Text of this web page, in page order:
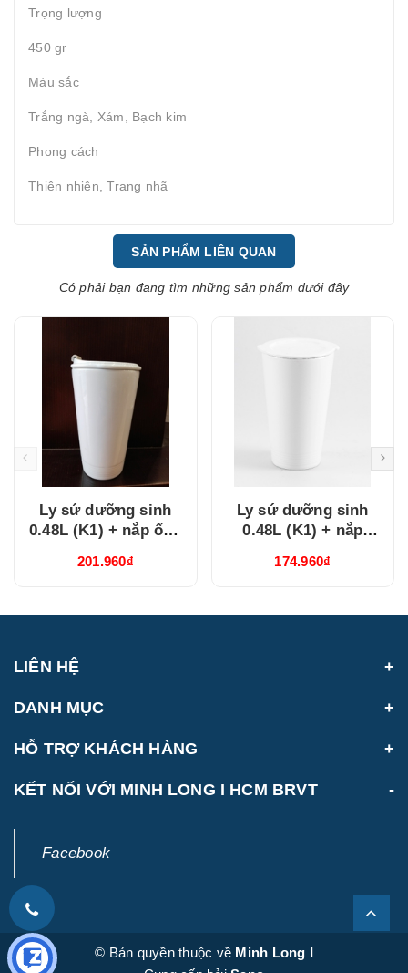
Trọng lượng
450 gr
Màu sắc
Trắng ngà, Xám, Bạch kim
Phong cách
Thiên nhiên, Trang nhã
SẢN PHẨM LIÊN QUAN
Có phải bạn đang tìm những sản phẩm dưới đây
Ly sứ dưỡng sinh
0.48L (K1) + nắp ống
(214888000H)
201.960₫
Ly sứ dưỡng sinh
0.48L (K1) + nắp
(214888000N)
174.960₫
LIÊN HỆ
DANH MỤC
HỖ TRỢ KHÁCH HÀNG
KẾT NỐI VỚI MINH LONG I HCM BRVT
Facebook
© Bản quyền thuộc về Minh Long I